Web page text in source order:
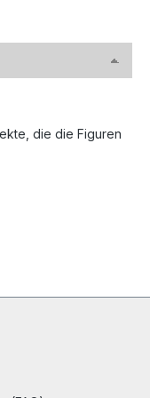
die die Figuren